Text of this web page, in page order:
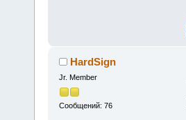
HardSign
Jr. Member
Сообщений: 76